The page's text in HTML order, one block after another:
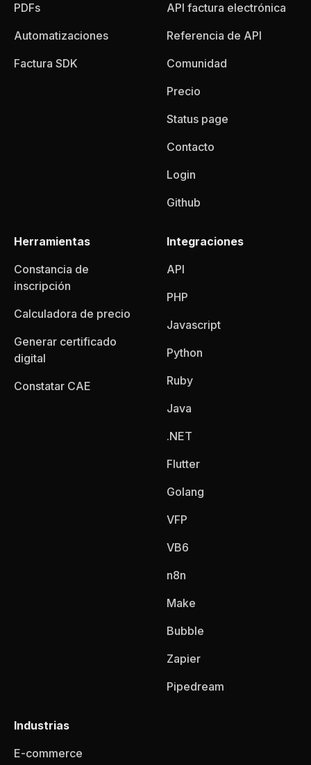
PDFs
Automatizaciones
Factura SDK
API factura electrónica
Referencia de API
Comunidad
Precio
Status page
Contacto
Login
Github
Herramientas
Constancia de
inscripción
Calculadora de precio
Generar certificado
digital
Constatar CAE
Integraciones
API
PHP
Javascript
Python
Ruby
Java
.NET
Flutter
Golang
VFP
VB6
n8n
Make
Bubble
Zapier
Pipedream
Industrias
E-commerce